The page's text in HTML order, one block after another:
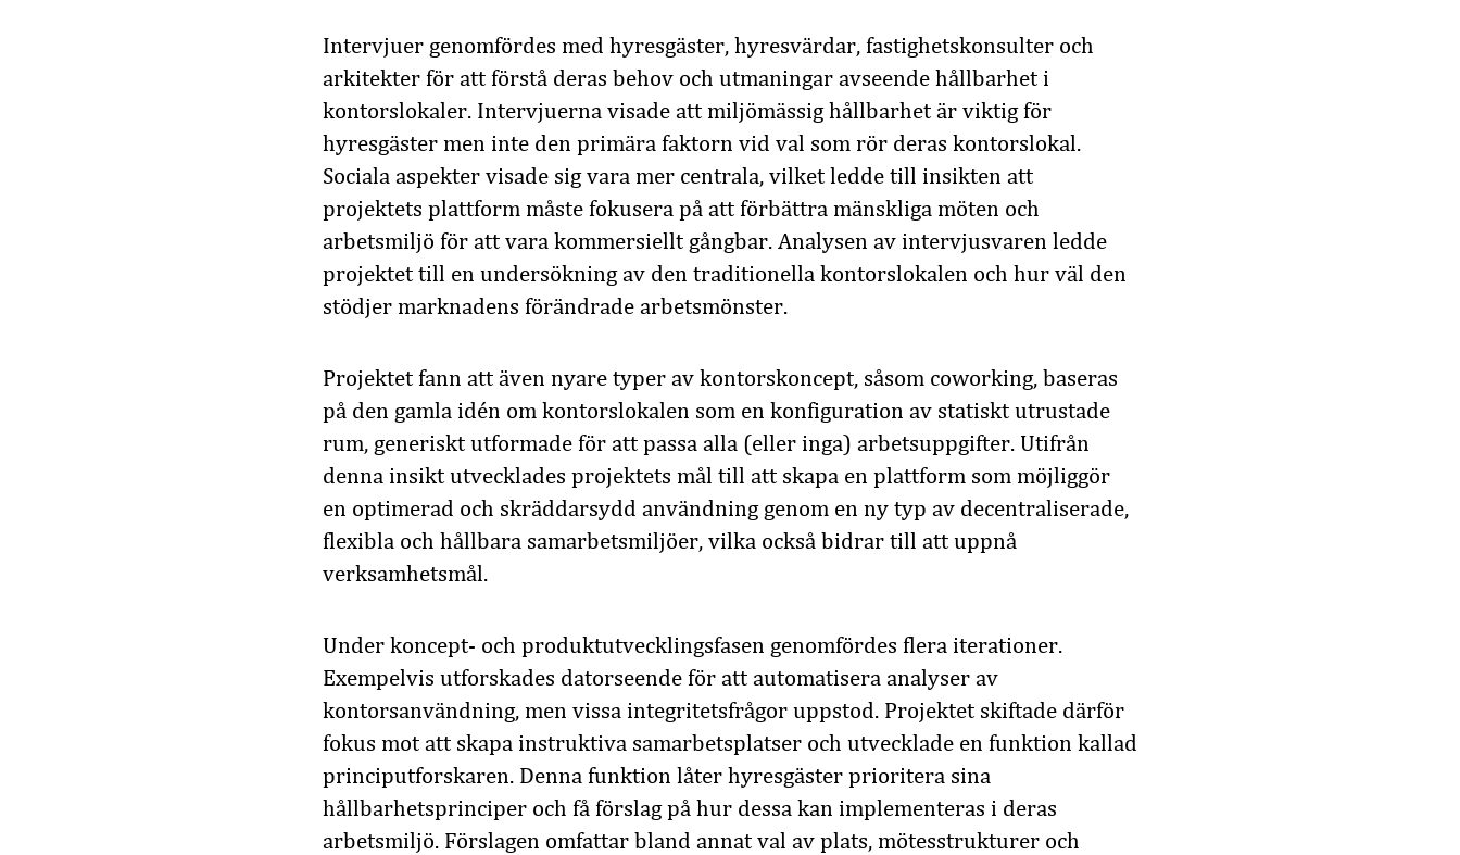
Intervjuer genomfördes med hyresgäster, hyresvärdar, fastighetskonsulter och
arkitekter för att förstå deras behov och utmaningar avseende hållbarhet i
kontorslokaler. Intervjuerna visade att miljömässig hållbarhet är viktig för
hyresgäster men inte den primära faktorn vid val som rör deras kontorslokal.
Sociala aspekter visade sig vara mer centrala, vilket ledde till insikten att
projektets plattform måste fokusera på att förbättra mänskliga möten och
arbetsmiljö för att vara kommersiellt gångbar. Analysen av intervjusvaren ledde
projektet till en undersökning av den traditionella kontorslokalen och hur väl den
stödjer marknadens förändrade arbetsmönster.
Projektet fann att även nyare typer av kontorskoncept, såsom coworking, baseras
på den gamla idén om kontorslokalen som en konfiguration av statiskt utrustade
rum, generiskt utformade för att passa alla (eller inga) arbetsuppgifter. Utifrån
denna insikt utvecklades projektets mål till att skapa en plattform som möjliggör
en optimerad och skräddarsydd användning genom en ny typ av decentraliserade,
flexibla och hållbara samarbetsmiljöer, vilka också bidrar till att uppnå
verksamhetsmål.
Under koncept- och produktutvecklingsfasen genomfördes flera iterationer.
Exempelvis utforskades datorseende för att automatisera analyser av
kontorsanvändning, men vissa integritetsfrågor uppstod. Projektet skiftade därför
fokus mot att skapa instruktiva samarbetsplatser och utvecklade en funktion kallad
principutforskaren. Denna funktion låter hyresgäster prioritera sina
hållbarhetsprinciper och få förslag på hur dessa kan implementeras i deras
arbetsmiljö. Förslagen omfattar bland annat val av plats, mötesstrukturer och